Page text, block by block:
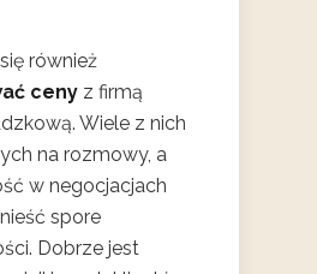
również
ceny z firmą
Wiele z nich
na rozmowy, a
w negocjacjach
spore
Dobrze jest